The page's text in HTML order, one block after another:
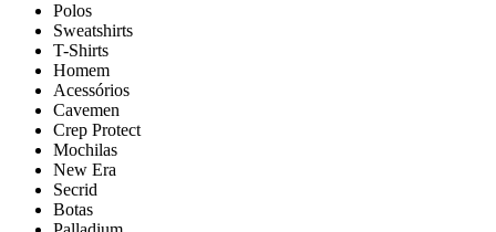
Polos
Sweatshirts
T-Shirts
Homem
Acessórios
Cavemen
Crep Protect
Mochilas
New Era
Secrid
Botas